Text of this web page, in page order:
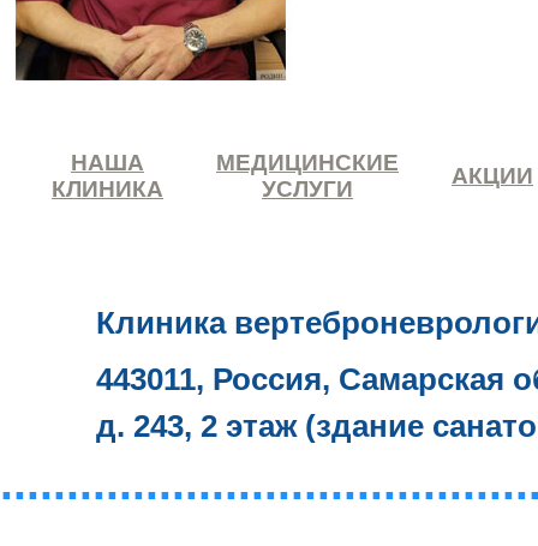
НАША
КЛИНИКА
МЕДИЦИНСКИЕ
УСЛУГИ
АКЦИИ
Клиника
443011, Россия, Самарская
д. 243, 2 этаж (здание